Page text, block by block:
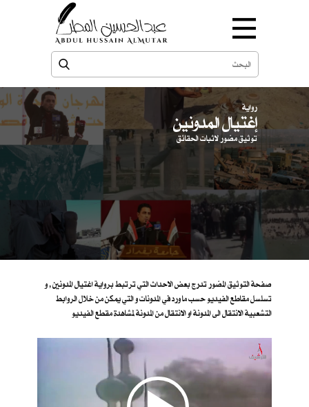
رواية
إغتيال المدونين
توثيق مصّور لاثبات الحقائق
صفحة التوثيق المصّور تدرج بعض الاحداث التي ترتبط برواية اغتيال المدونين , و
تسلسل مقاطع الفيديو حسب ما ورد في المدونات و التي يمكن من خلال الروابط
التشعبية الانتقال الى المدونة او الانتقال من المدونة لمشاهدة مقطع الفيديو